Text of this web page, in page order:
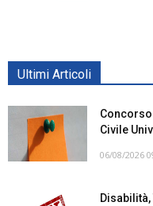
Ultimi Articoli
Civile
06/08/2026